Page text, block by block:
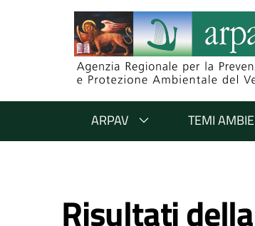
Salta al contenuto
Salta alla navigazione
Salta al footer
ARPAV TEMI
Risultati